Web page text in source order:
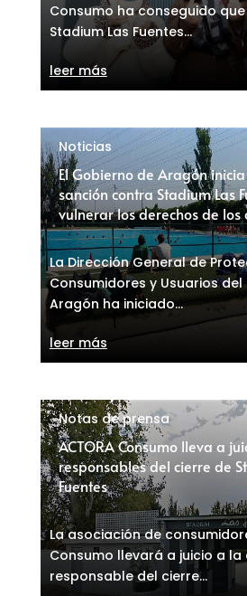
Consumo ha conseguido
Stadium Las Fuentes...
leer más
El Gobierno de Aragón
sanción contra Stadium Las
vulnerar los derechos de los
Noticias
La Dirección General de
Consumidores y Usuarios
Aragón ha iniciado...
leer más
ACTORA Consumo lleva a
responsables del cierre de
Fuentes
Notas de prensa
La asociación de
Consumo llevará a juicio a la
responsable del cierre...